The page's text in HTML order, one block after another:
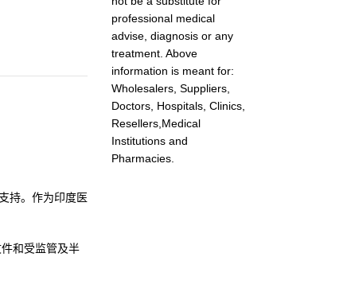
持。作为印度医
和受监管及半
professional medical
advise, diagnosis or any
treatment. Above
information is meant for:
Wholesalers, Suppliers,
Doctors, Hospitals, Clinics,
Resellers,Medical
Institutions and
Pharmacies.